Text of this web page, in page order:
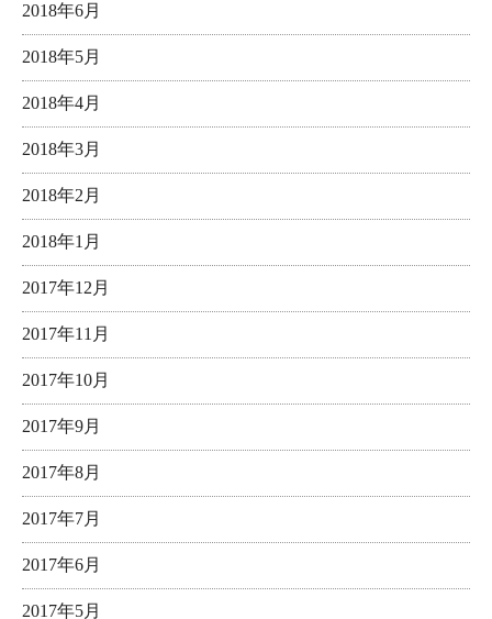
2018年6月
2018年5月
2018年4月
2018年3月
2018年2月
2018年1月
2017年12月
2017年11月
2017年10月
2017年9月
2017年8月
2017年7月
2017年6月
2017年5月